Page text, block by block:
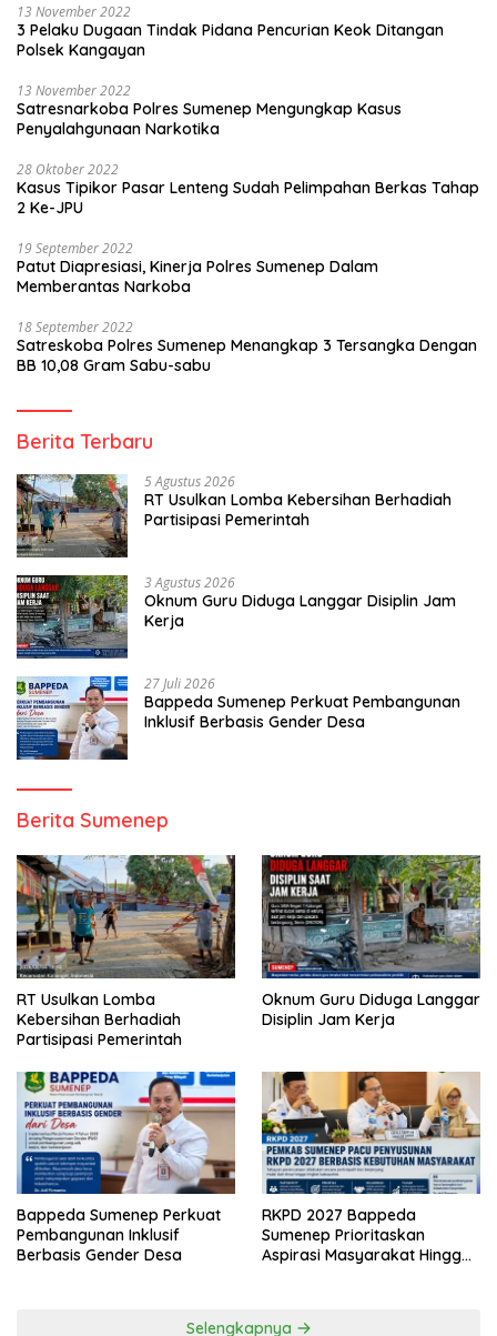
13 November 2022
3 Pelaku Dugaan Tindak Pidana Pencurian Keok Ditangan
Polsek Kangayan
13 November 2022
Satresnarkoba Polres Sumenep Mengungkap Kasus
Penyalahgunaan Narkotika
28 Oktober 2022
Kasus Tipikor Pasar Lenteng Sudah Pelimpahan Berkas Tahap
2 Ke-JPU
19 September 2022
Patut Diapresiasi, Kinerja Polres Sumenep Dalam
Memberantas Narkoba
18 September 2022
Satreskoba Polres Sumenep Menangkap 3 Tersangka Dengan
BB 10,08 Gram Sabu-sabu
Berita Terbaru
5 Agustus 2026
RT Usulkan Lomba Kebersihan Berhadiah
Partisipasi Pemerintah
3 Agustus 2026
Oknum Guru Diduga Langgar Disiplin Jam
Kerja
27 Juli 2026
Bappeda Sumenep Perkuat Pembangunan
Inklusif Berbasis Gender Desa
Berita Sumenep
RT Usulkan Lomba
Kebersihan Berhadiah
Partisipasi Pemerintah
Oknum Guru Diduga Langgar
Disiplin Jam Kerja
Bappeda Sumenep Perkuat
Pembangunan Inklusif
Berbasis Gender Desa
RKPD 2027 Bappeda
Sumenep Prioritaskan
Aspirasi Masyarakat Hingga
Selengkapnya